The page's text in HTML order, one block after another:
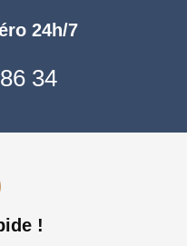
24h/7
34
!